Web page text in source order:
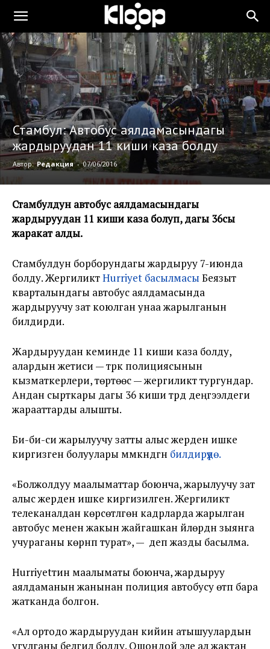
Стамбул: Автобус аялдамасындагы
жардыруудан 11 киши каза болду
Автор: Редакция - 07/06/2016
Стамбулдун автобус аялдамасындагы
жардыруудан 11 киши каза болуп, дагы 36сы
жаракат алды.
Стамбулдун борборундагы жардыруу 7-июнда
болду. ЖергиликтүүHurriyet басылмасы Беязыт
кварталындагы автобус аялдамасында
жардыруучу зат коюлган унаа жарылганын
билдирди.
Жардыруудан кеминде 11 киши каза болду,
алардын жетиси — түрк полициясынын
кызматкерлери, төртөөсү — жергиликтүү тургундар.
Андан сырткары дагы 36 киши түрдүү деңгээлдеги
жарааттарды алышты.
Би-би-си жарылуучу затты алыс жерден ишке
киргизген болуулары мүмкүндүгүн билдирүүдө.
«Болжолдуу маалыматтар боюнча, жарылуучу зат
алыс жерден ишке киргизилген. Жергиликтүү
телеканалдан көрсөтүлгөн кадрларда жарылган
автобус менен жакын жайгашкан үйлөрдүн зыянга
учураганы көрүнүп турат», — деп жазды басылма.
Hurriyetтин маалыматы боюнча, жардыруу
аялдаманын жанынан полиция автобусу өтүп бара
жатканда болгон.
«Ал ортодо жардыруудан кийин атышуулардын
угулганы белгилүү болду. Ошондой эле ал жактан